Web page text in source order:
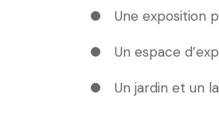
Une exposition
Un espace
Un jardin et un